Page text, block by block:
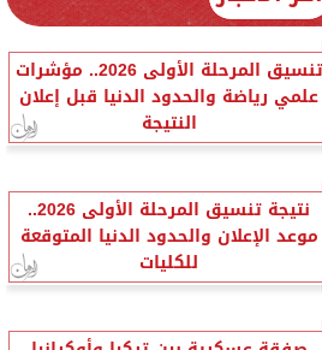
تنسيق المرحلة الأولى 2026.. مؤشرات
علمي رياضة والحدود الدنيا قبل إعلان
النتيجة
نتيجة تنسيق المرحلة الأولى 2026..
موعد الإعلان والحدود الدنيا المتوقعة
للكليات